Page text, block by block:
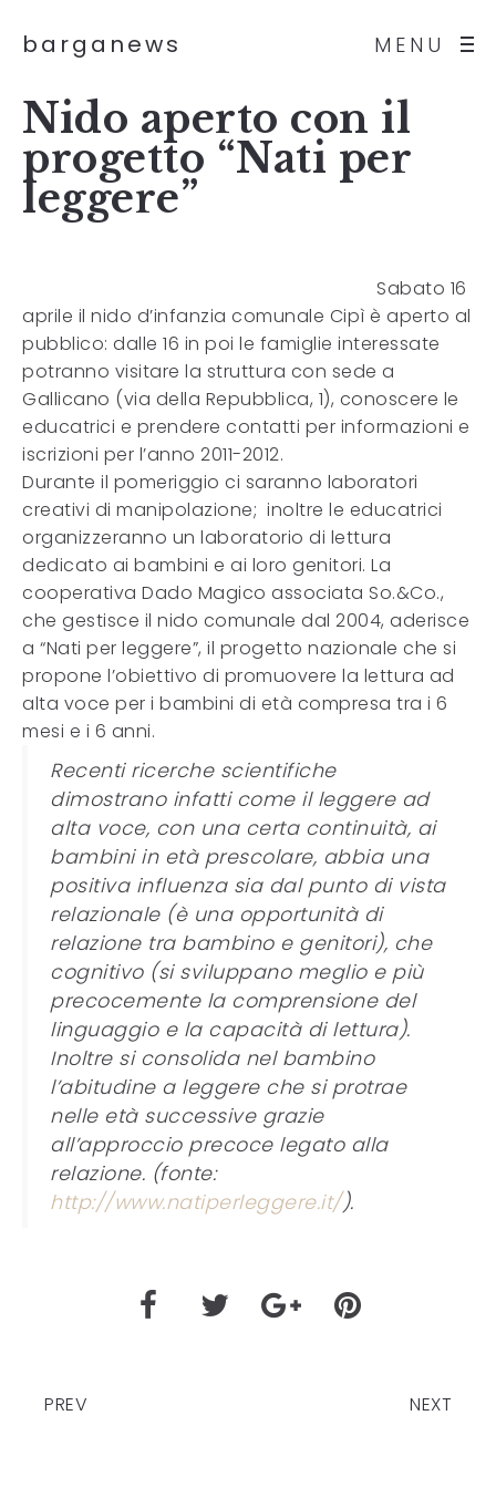
MENU
barganews
Nido aperto con il
progetto “Nati per
leggere”
Sabato 16
aprile il nido d’infanzia comunale Cipì è aperto al
pubblico: dalle 16 in poi le famiglie interessate
potranno visitare la struttura con sede a
Gallicano (via della Repubblica, 1), conoscere le
educatrici e prendere contatti per informazioni e
iscrizioni per l’anno 2011-2012.
Durante il pomeriggio ci saranno laboratori
creativi di manipolazione; inoltre le educatrici
organizzeranno un laboratorio di lettura
dedicato ai bambini e ai loro genitori. La
cooperativa Dado Magico associata So.&Co.,
che gestisce il nido comunale dal 2004, aderisce
a “Nati per leggere”, il progetto nazionale che si
propone l’obiettivo di promuovere la lettura ad
alta voce per i bambini di età compresa tra i 6
mesi e i 6 anni.
Recenti ricerche scientifiche
dimostrano infatti come il leggere ad
alta voce, con una certa continuità, ai
bambini in età prescolare, abbia una
positiva influenza sia dal punto di vista
relazionale (è una opportunità di
relazione tra bambino e genitori), che
cognitivo (si sviluppano meglio e più
precocemente la comprensione del
linguaggio e la capacità di lettura).
Inoltre si consolida nel bambino
l’abitudine a leggere che si protrae
nelle età successive grazie
all’approccio precoce legato alla
relazione. (fonte:
http://www.natiperleggere.it/).
PREV NEXT